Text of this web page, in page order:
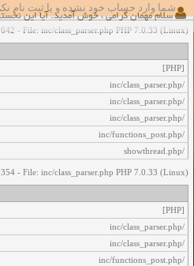
شما وارد حساب خود نشده و یا ثبت نام
اخطار‌های زیر رخ داد:
- File: inc/class_parser.php PHP 7.0.33 (Linux)
[PHP]
/inc/class_parser.php
/inc/class_parser.php
/inc/class_parser.php
/inc/functions_post.php
/showthread.php
- File: inc/class_parser.php PHP 7.0.33 (Linux)
[PHP]
/inc/class_parser.php
/inc/class_parser.php
/inc/functions_post.php
سلام مهمان گرامی ، خوش آمدید. آیا این